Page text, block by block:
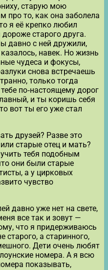
старую мою
про то, как она заболела
я её крепко любил
старого друга.
давно с ней дружили,
навек. Но жизнь
чудеса и фокусы,
снова встречаешь
только тогда
по‑настоящему дорог
и ты коришь себя
вот ты его уже стал
друзей? Разве это
старые отец и мать?
тебя подобным
они были старые
а у цирковых
чувство
давно уже нет на свете,
все так и зовут —
что я придерживаюсь
старого, а старинного,
Дети очень любят
номера. А я всю
показывать,